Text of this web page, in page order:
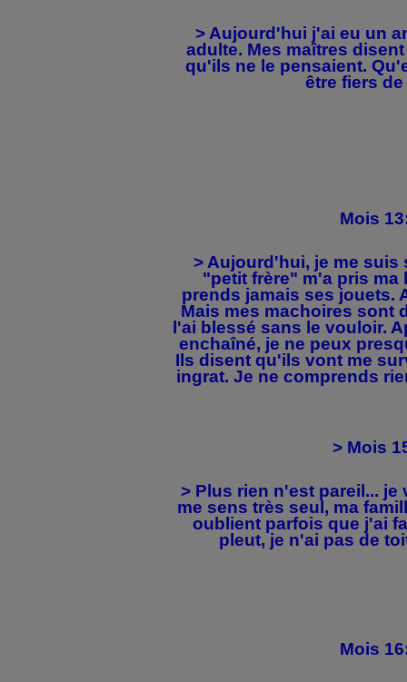
> Aujourd'hui j'ai eu un
adulte. Mes maîtres
qu'ils ne le pensaient.
être fiers
Mois
> Aujourd'hui, je me suis
"petit frère" m'a pris ma
prends jamais ses jouets.
Mais mes machoires sont
l'ai blessé sans le vouloir.
enchaîné, je ne peux
Ils disent qu'ils vont me
ingrat. Je ne comprends
> Mois
> Plus rien n'est pareil...
me sens très seul, ma
oublient parfois que j'ai
pleut, je n'ai pas de
Mois